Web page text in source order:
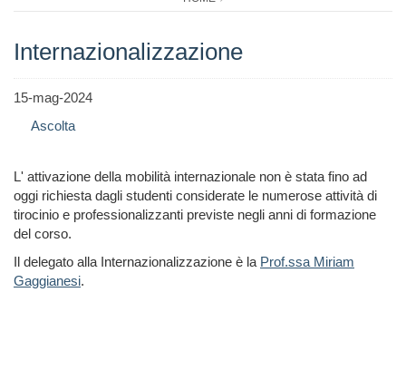
Internazionalizzazione
15-mag-2024
Ascolta
L' attivazione della mobilità internazionale non è stata fino ad
oggi richiesta dagli studenti considerate le numerose attività di
tirocinio e professionalizzanti previste negli anni di formazione
del corso.
Il delegato alla Internazionalizzazione è la Prof.ssa Miriam
Gaggianesi.